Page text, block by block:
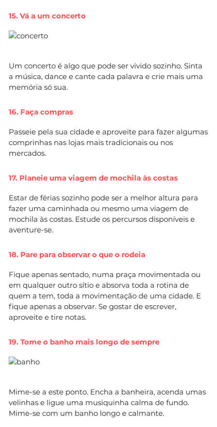
15. Vá a um concerto
Um concerto é algo que pode ser vivido sozinho. Sinta
a música, dance e cante cada palavra e crie mais uma
memória só sua.
16. Faça compras
Passeie pela sua cidade e aproveite para fazer algumas
comprinhas nas lojas mais tradicionais ou nos
mercados.
17. Planeie uma viagem de mochila às costas
Estar de férias sozinho pode ser a melhor altura para
fazer uma caminhada ou mesmo uma viagem de
mochila às costas. Estude os percursos disponíveis e
aventure-se.
18. Pare para observar o que o rodeia
Fique apenas sentado, numa praça movimentada ou
em qualquer outro sítio e absorva toda a rotina de
quem a tem, toda a movimentação de uma cidade. E
fique apenas a observar. Se gostar de escrever,
aproveite e tire notas.
19. Tome o banho mais longo de sempre
Mime-se a este ponto. Encha a banheira, acenda umas
velinhas e ligue uma musiquinha calma de fundo.
Mime-se com um banho longo e calmante.